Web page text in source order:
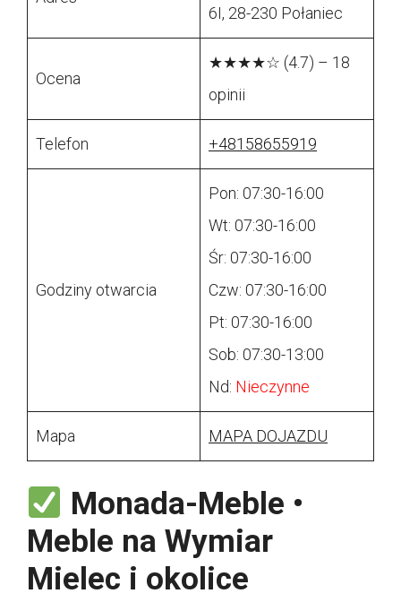
6I, 28-230 Połaniec
Ocena
★★★★☆ (4.7) – 18
opinii
Telefon +48158655919
Godziny otwarcia
Pon: 07:30-16:00
Wt: 07:30-16:00
Śr: 07:30-16:00
Czw: 07:30-16:00
Pt: 07:30-16:00
Sob: 07:30-13:00
Nd: Nieczynne
Mapa MAPA DOJAZDU
Monada-Meble •
Meble na Wymiar
Mielec i okolice